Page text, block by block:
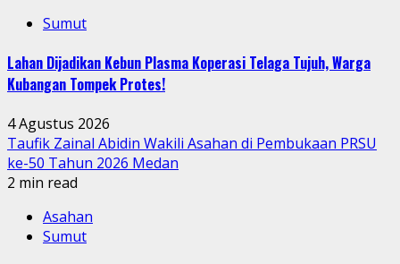
Sumut
Lahan Dijadikan Kebun Plasma Koperasi Telaga Tujuh, Warga
Kubangan Tompek Protes!
4 Agustus 2026
Taufik Zainal Abidin Wakili Asahan di Pembukaan PRSU
ke-50 Tahun 2026 Medan
2 min read
Asahan
Sumut